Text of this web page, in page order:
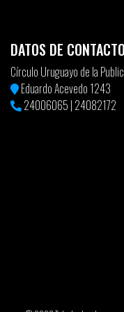
Creativos de un país
podemos ignorar que
largo plazo de la
encuentra atada a que
pares y la selección de
manera honesta….”
Algunos de los
DATOS DE CONTACTO
Círculo Uruguayo de la
Eduardo Acevedo 1243
24006065 | 24082172